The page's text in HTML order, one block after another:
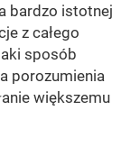
bardzo istotnej
z całego
sposób
porozumienia
większemu